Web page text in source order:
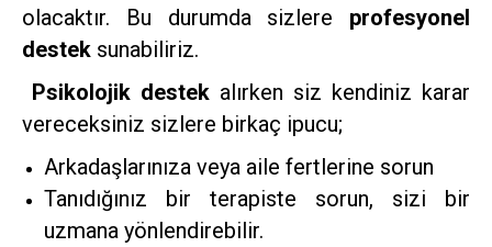
olacaktır. Bu durumda sizlere profesyonel
destek sunabiliriz.
Psikolojik destek alırken siz kendiniz karar
vereceksiniz sizlere birkaç ipucu;
Arkadaşlarınıza veya aile fertlerine sorun
Tanıdığınız bir terapiste sorun, sizi bir
uzmana yönlendirebilir.